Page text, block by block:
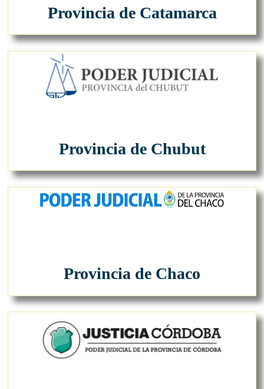
Provincia de Catamarca
Provincia de Chubut
Provincia de Chaco